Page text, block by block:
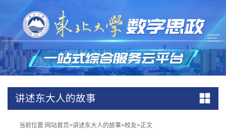
讲述东大人的故事
当前位置:网站首页>讲述东大人的故事>校友>正文